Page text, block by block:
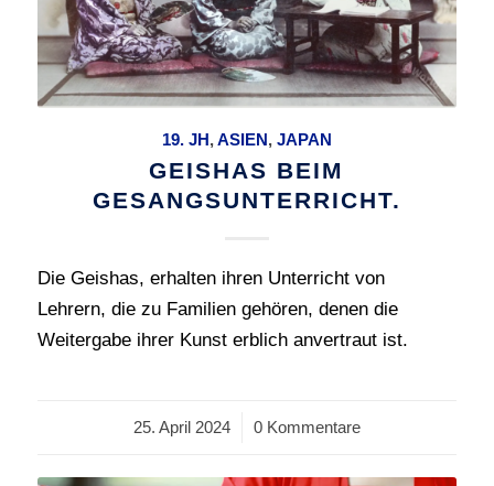
19. JH,ASIEN, JAPAN
GEISHAS BEIM
GESANGSUNTERRICHT.
Die Geishas, erhalten ihren Unterricht von
Lehrern, die zu Familien gehören, denen die
Weitergabe ihrer Kunst erblich anvertraut ist.
25. April 2024
/ 0 Kommentare